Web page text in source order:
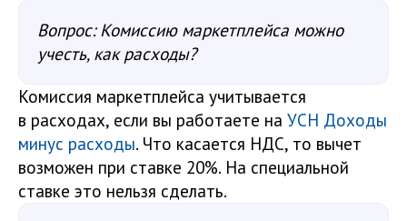
Вопрос: Комиссию маркетплейса можно
учесть, как расходы?
Комиссия маркетплейса учитывается
в расходах, если вы работаете на УСН Доходы
минус расходы. Что касается НДС, то вычет
возможен при ставке 20%. На специальной
ставке это нельзя сделать.